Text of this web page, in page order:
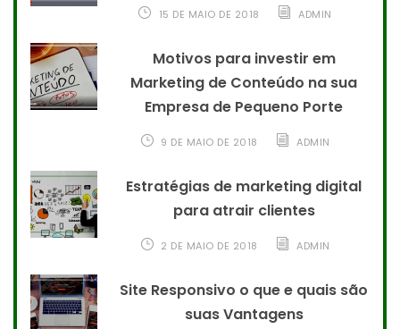
15 DE MAIO DE 2018 ADMIN
Motivos para investir em
Marketing de Conteúdo na sua
Empresa de Pequeno Porte
9 DE MAIO DE 2018 ADMIN
Estratégias de marketing digital
para atrair clientes
2 DE MAIO DE 2018 ADMIN
Site Responsivo o que e quais são
suas Vantagens